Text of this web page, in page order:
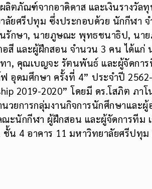
ลิตภัณฑ์จากอาดิดาส และเงินรางวัล
ยศรีปทุม ซึ่งประกอบด้วย นักกีฬา
กษา, นายภูษณะ พุทธชนาธิป, นาย
และผู้ฝึกสอน จำนวน 3 คน ได้แก่ น
า, คุณเบญจะ รัตนพันธ์ และผู้จัดกา
อุดมศึกษา ครั้งที่ 4” ประจำปี 2562-
2019-2020” โดยมี ดร.โสภิต ภา
วยการกลุ่มงานกิจการนักศึกษาและผู้
นักกีฬา ผู้ฝึกสอน และผู้จัดการทีม
น 4 อาคาร 11 มหาวิทยาลัยศรีปทุม